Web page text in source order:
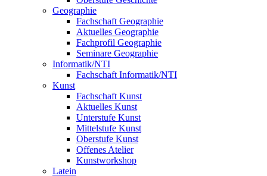
Geographie
Fachschaft Geographie
Aktuelles Geographie
Fachprofil Geographie
Seminare Geographie
Informatik/NTI
Fachschaft Informatik/NTI
Kunst
Fachschaft Kunst
Aktuelles Kunst
Unterstufe Kunst
Mittelstufe Kunst
Oberstufe Kunst
Offenes Atelier
Kunstworkshop
Latein